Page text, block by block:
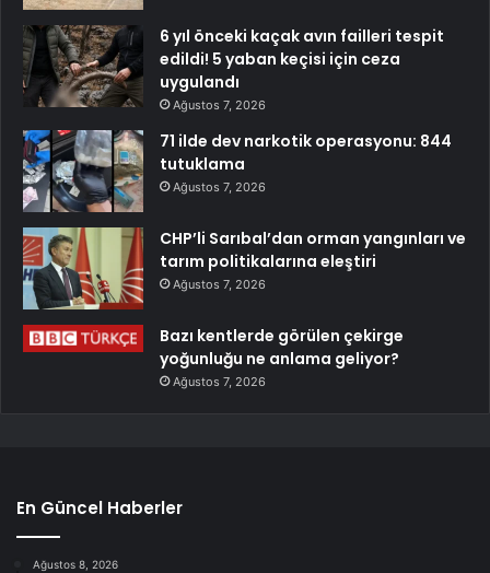
6 yıl önceki kaçak avın failleri tespit
edildi! 5 yaban keçisi için ceza
uygulandı
Ağustos 7, 2026
71 ilde dev narkotik operasyonu: 844
tutuklama
Ağustos 7, 2026
CHP’li Sarıbal’dan orman yangınları ve
tarım politikalarına eleştiri
Ağustos 7, 2026
Bazı kentlerde görülen çekirge
yoğunluğu ne anlama geliyor?
Ağustos 7, 2026
En Güncel Haberler
Ağustos 8, 2026